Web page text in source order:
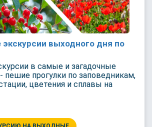
выходного дня по
в самые и загадочные
пешие прогулки по заповедникам,
цветения и сплавы на